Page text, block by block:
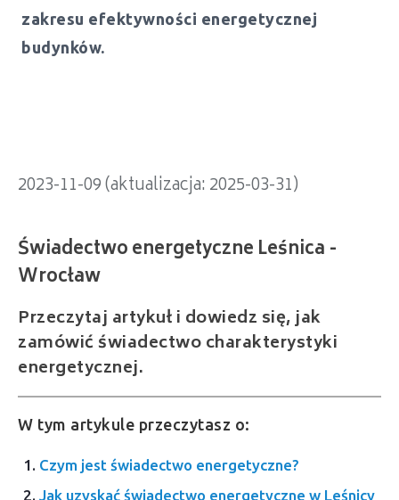
zakresu efektywności energetycznej
budynków.
2023-11-09 (aktualizacja: 2025-03-31)
Świadectwo energetyczne Leśnica -
Przeczytaj artykuł i dowiedz się, jak
zamówić świadectwo charakterystyki
energetycznej.
W tym artykule przeczytasz o:
Czym jest świadectwo energetyczne?
Jak uzyskać świadectwo energetyczne w Leśnicy